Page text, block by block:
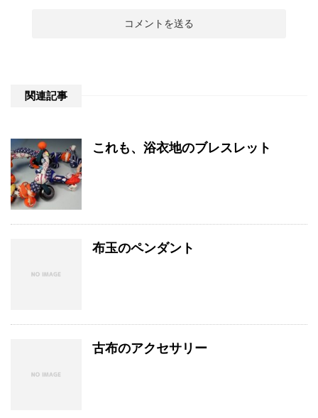
関連記事
これも、浴衣地のブレスレット
布玉のペンダント
古布のアクセサリー